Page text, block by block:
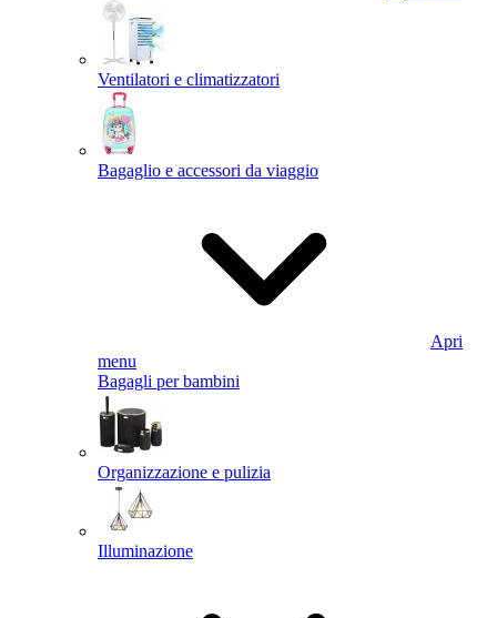
Ventilatori e climatizzatori
Bagaglio e accessori da viaggio
Apri
menu
Bagagli per bambini
Organizzazione e pulizia
Illuminazione